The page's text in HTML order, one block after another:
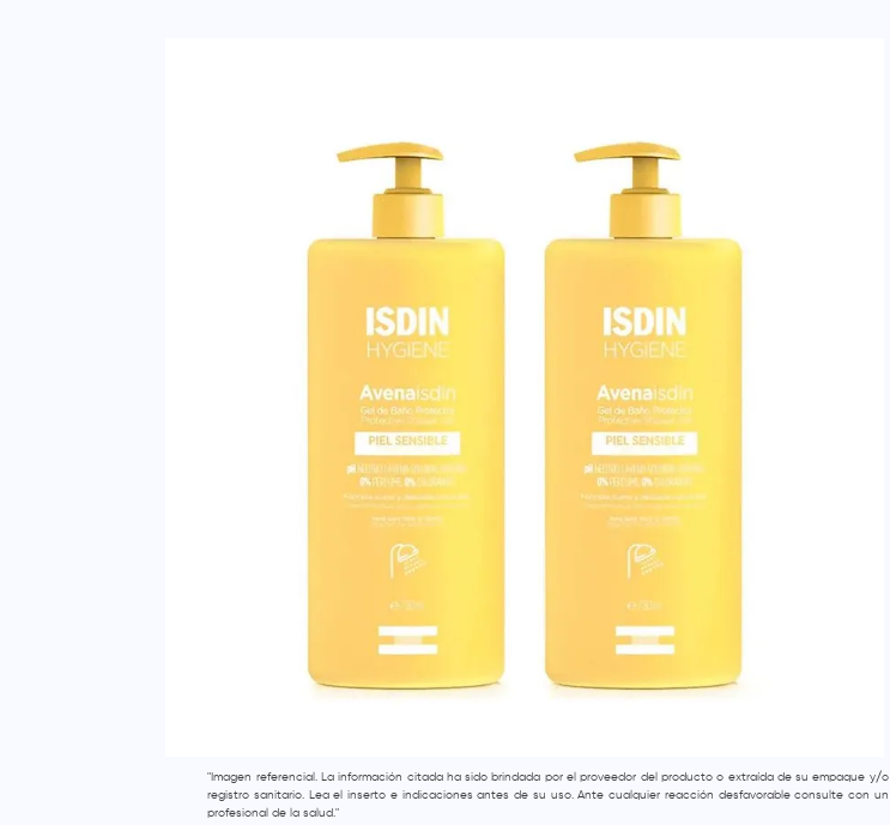
"Imagen referencial. La información citada ha sido brindada por el proveedor del producto o extraída de su empaque y/o
registro sanitario. Lea el inserto e indicaciones antes de su uso. Ante cualquier reacción desfavorable consulte con un
profesional de la salud."